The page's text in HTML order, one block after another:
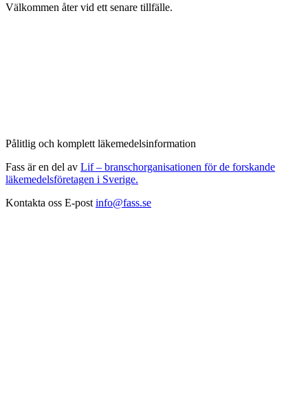
Välkommen åter vid ett senare tillfälle.
Pålitlig och komplett läkemedelsinformation
Fass är en del av Lif – branschorganisationen för de forskande
läkemedelsföretagen i Sverige.
Kontakta oss E-post info@fass.se